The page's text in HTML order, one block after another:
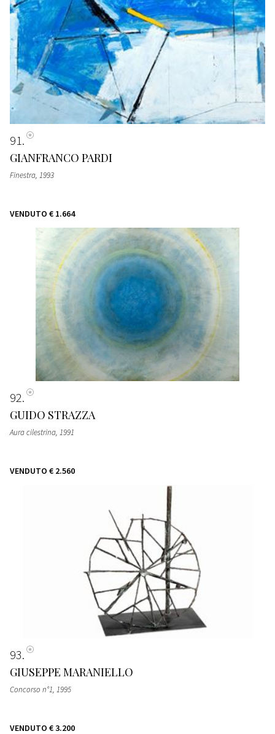
91
GIANFRANCO PARDI
Finestra, 1993
VENDUTO € 1.664
92
GUIDO STRAZZA
Aura cilestrina, 1991
VENDUTO € 2.560
93
GIUSEPPE MARANIELLO
Concorso n°1, 1995
VENDUTO € 3.200